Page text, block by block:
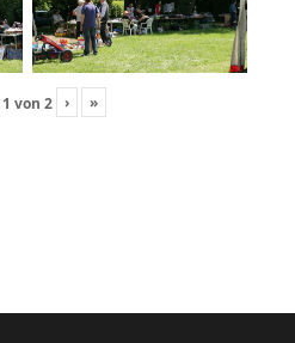
1 von 2 › »